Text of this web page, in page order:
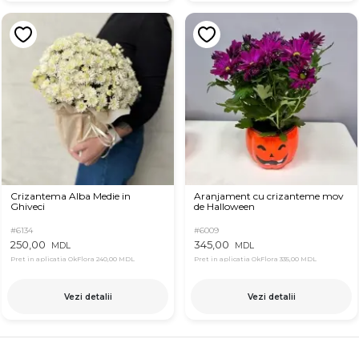
Crizantema Alba Medie in
Ghiveci
#6134
250,00 MDL
Pret in aplicatia OkFlora 240,00 MDL
Vezi detalii
Aranjament cu crizanteme mov
de Halloween
#6009
345,00 MDL
Pret in aplicatia OkFlora 335,00 MDL
Vezi detalii